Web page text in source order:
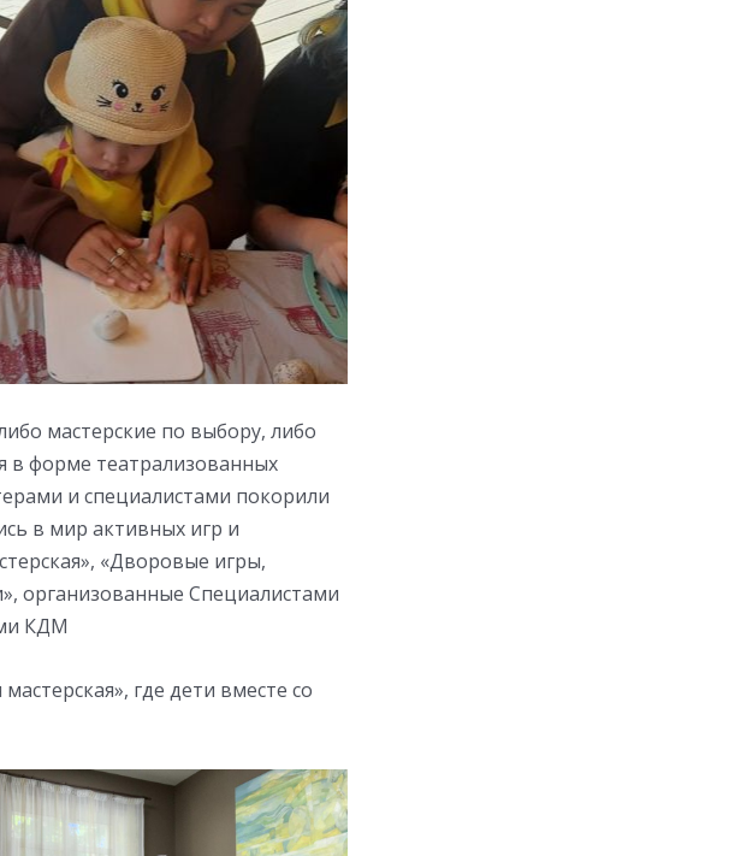
мастерские по выбору, либо
в форме театрализованных
и специалистами покорили
в мир активных игр и
«Дворовые игры,
организованные Специалистами
КДМ
где дети вместе со